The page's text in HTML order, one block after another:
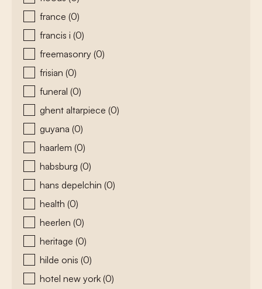
france (0)
francis i (0)
freemasonry (0)
frisian (0)
funeral (0)
ghent altarpiece (0)
guyana (0)
haarlem (0)
habsburg (0)
hans depelchin (0)
health (0)
heerlen (0)
heritage (0)
hilde onis (0)
hotel new york (0)